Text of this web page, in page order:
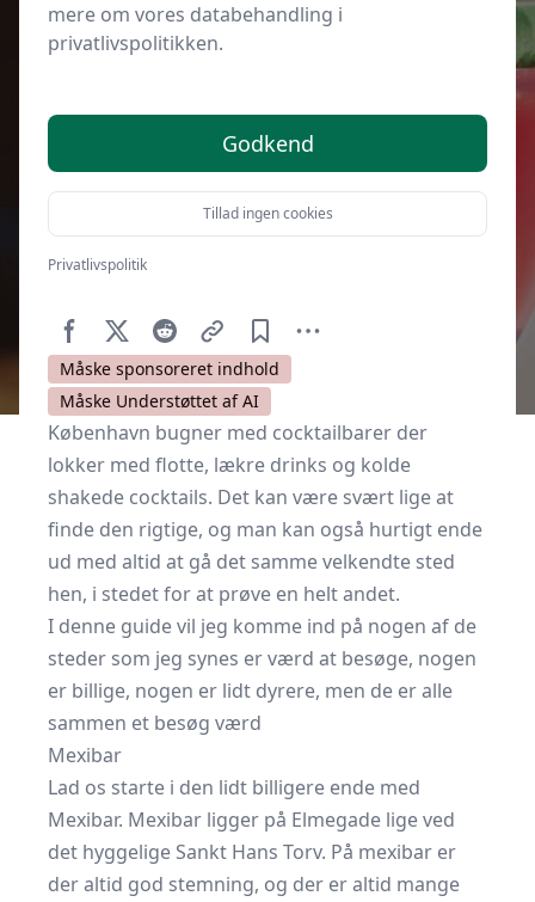
Cocktail guide Nørrebro
Måske sponsoreret indhold
Måske Understøttet af AI
København bugner med cocktailbarer der
lokker med flotte, lækre drinks og kolde
shakede cocktails. Det kan være svært lige at
finde den rigtige, og man kan også hurtigt ende
ud med altid at gå det samme velkendte sted
hen, i stedet for at prøve en helt andet.
I denne guide vil jeg komme ind på nogen af de
steder som jeg synes er værd at besøge, nogen
er billige, nogen er lidt dyrere, men de er alle
sammen et besøg værd
Mexibar
Lad os starte i den lidt billigere ende med
Mexibar. Mexibar ligger på Elmegade lige ved
det hyggelige Sankt Hans Torv. På mexibar er
der altid god stemning, og der er altid mange
mere om vores databehandling i
privatlivspolitikken.
Godkend
Tillad ingen cookies
Privatlivspolitik